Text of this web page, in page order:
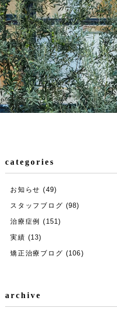
categories
お知らせ (49)
スタッフブログ (98)
治療症例 (151)
実績 (13)
矯正治療ブログ (106)
archive